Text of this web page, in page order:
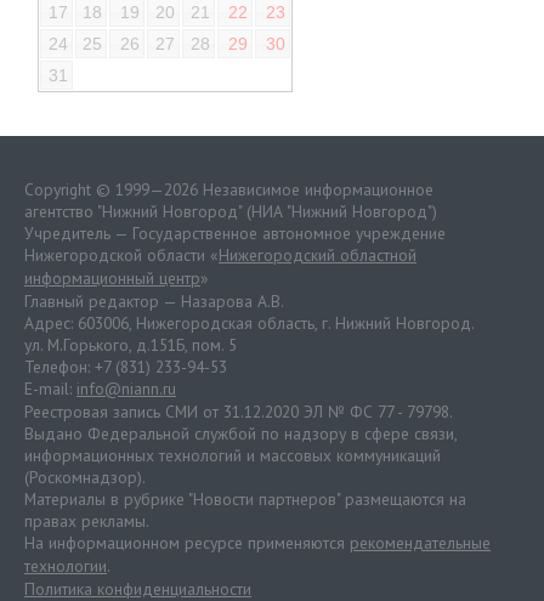
17
18 19 20 21 22
23
24
25 26 27 28 29
30
31
Copyright © 1999—2026 Независимое информационное
агентство "Нижний Новгород" (НИА "Нижний Новгород")
Учредитель — Государственное автономное учреждение
Нижегородской области «Нижегородский областной
информационный центр»
Главный редактор — Назарова А.В.
Адрес: 603006, Нижегородская область, г. Нижний Новгород.
ул. М.Горького, д.151Б, пом. 5
Телефон: +7 (831) 233-94-53
E-mail: info@niann.ru
Реестровая запись СМИ от 31.12.2020 ЭЛ № ФС 77 - 79798.
Выдано Федеральной службой по надзору в сфере связи,
информационных технологий и массовых коммуникаций
(Роскомнадзор).
Материалы в рубрике "Новости партнеров" размещаются на
правах рекламы.
На информационном ресурсе применяются рекомендательные
технологии.
Политика конфиденциальности